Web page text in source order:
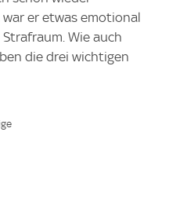
war er etwas emotional
Wie auch
die drei wichtigen